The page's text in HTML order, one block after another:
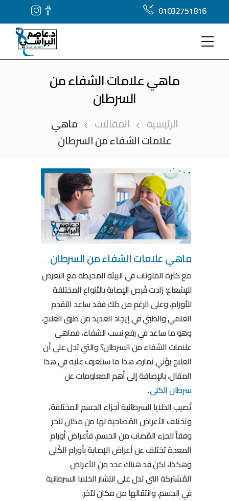
01032751816
ماهي علامات الشفاء من
السرطان
الرئيسية المقالات
ماهي
علامات الشفاء من السرطان
ماهي علامات الشفاء من السرطان
مع كثرة الملوثات في البيئة المحيطة مع التعرض
للإشعاع؛ زادت فُرص الإصابة بالأنواع المختلفة
للأورام، وعلى الرغم من ذلك فقد ساعد التقدم
العلمي والطبي في إيجاد العديد من طرق العلاج،
وهو ما ساعد في رفع نسب الشفاء، فماهي
علامات الشفاء من السرطان؟ والتي تدل على أن
العلاج يؤتي ثماره، هذا ما سنتعرف عليه في هذا
المقال، بالإضافة إلى أهم المعلومات عن
سرطان الكلى.
تُصيب الخلايا السرطانية أجزاء الجسم المختلفة،
وتختلف الأعراض المُصاحبة لها من مكان لآخر
وفقاً للجزء المُصاب من الجسم، فأعراض أورام
المعدة تختلف عن أعراض الإصابة بأورام الكُلى
وهكذا، لكن قد هناك عدد من الأعراض
المُشتركة التي تدل على انتشار الخلايا السرطانية
في الجسم، وانتقالها من مكان لآخر.